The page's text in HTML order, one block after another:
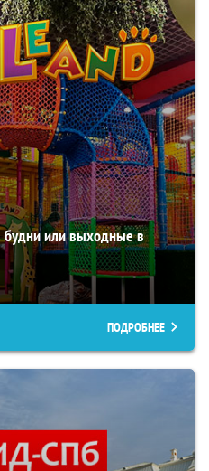
будни или выходные в
ПОДРОБНЕЕ